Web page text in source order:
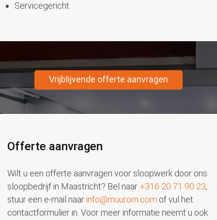
Servicegericht
Vrijblijvende offerte aanvragen
Offerte aanvragen
Wilt u een offerte aanvragen voor sloopwerk door ons
sloopbedrijf in Maastricht? Bel naar +316 20 71 90 23,
stuur een e-mail naarinfo@muurom.com of vul het
contactformulier in. Voor meer informatie neemt u ook